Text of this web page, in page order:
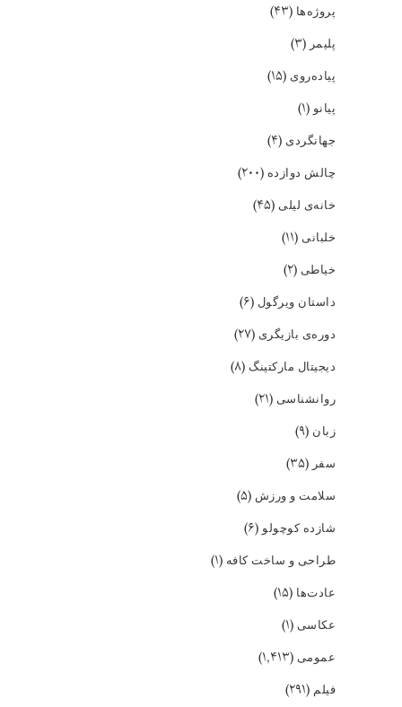
پروژه‌ها (۴۳)
پلیمر(۳)
پیاده‌روی (۱۵)
پیانو(۱)
جهانگردی (۴)
چالش دوازده (۲۰۰)
خانه‌ی لیلی (۴۵)
خلبانی (۱۱)
خیاطی (۲)
داستان ویرگول (۶)
دوره‌ی بازیگری (۲۷)
دیجیتال مارکتینگ (۸)
روانشناسی (۲۱)
زبان (۹)
سفر(۳۵)
سلامت و ورزش (۵)
شازده کوچولو(۶)
طراحی و ساخت کافه (۱)
عادت‌ها (۱۵)
عکاسی (۱)
عمومی (۱,۴۱۳)
فیلم (۲۹۱)